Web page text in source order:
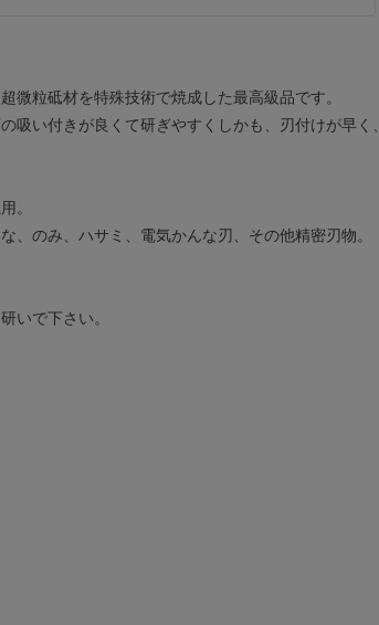
微粒砥材を特殊技術で焼成した最高級品です。
吸い付きが良くて研ぎやすくしかも、刃付けが早く
。
、のみ、ハサミ、電気かんな刃、その他精密刃物。
いで下さい。